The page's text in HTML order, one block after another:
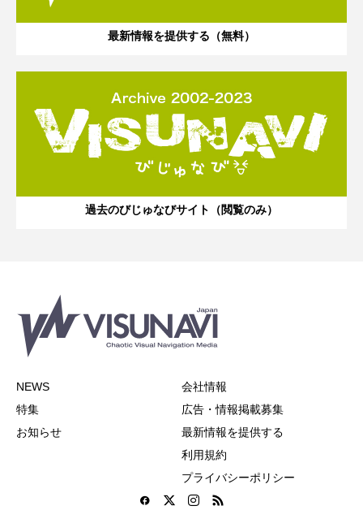
最新情報を提供する（無料）
過去のびじゅなびサイト（閲覧のみ）
NEWS
特集
お知らせ
会社情報
広告・情報掲載募集
最新情報を提供する
利用規約
プライバシーポリシー